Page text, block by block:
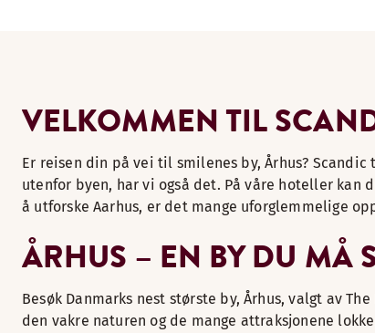
VELKOMMEN TIL
Er reisen din på vei til smilenes by, Århus?
utenfor byen, har vi også det. På våre hoteller
å utforske Aarhus, er det mange uforglemmelige
ÅRHUS – EN BY DU MÅ
Besøk Danmarks nest største by, Århus, valgt av
den vakre naturen og de mange attraksjonene